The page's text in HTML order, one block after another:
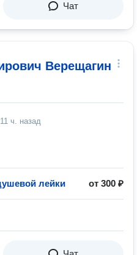
Чат
Верещагин
11 ч. назад
лейки от 300 ₽